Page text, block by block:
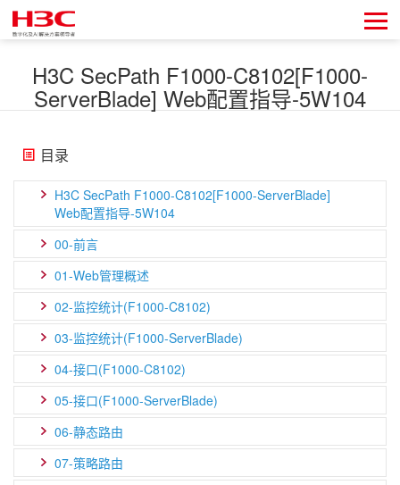
H3C SecPath F1000-C8102[F1000-
ServerBlade] Web配置指导-5W104
目录
H3C SecPath F1000-C8102[F1000-ServerBlade]
Web配置指导-5W104
00-前言
01-Web管理概述
02-监控统计(F1000-C8102)
03-监控统计(F1000-ServerBlade)
04-接口(F1000-C8102)
05-接口(F1000-ServerBlade)
06-静态路由
07-策略路由